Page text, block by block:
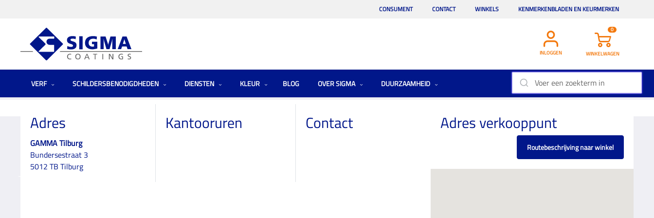
CONSUMENT CONTACT WINKELS KENMERKENBLADEN EN KEURMERKEN
INLOGGEN
0
WINKELWAGEN
VERF SCHILDERSBENODIGDHEDEN DIENSTEN KLEUR BLOG OVER SIGMA DUURZAAMHEID
GAMMA Tilburg
Adres
GAMMA Tilburg
Bundersestraat 3
5012 TB Tilburg
Kantooruren Contact Adres verkooppunt
Routebeschrijving naar winkel